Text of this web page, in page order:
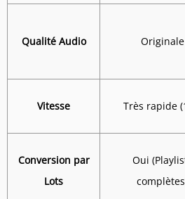
Qualité Audio Originale
Vitesse Très rapide
Conversion par
Lots
Oui